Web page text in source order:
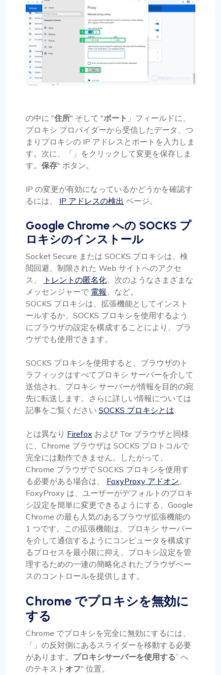
の中に "住所" そして "ポート 」フィールドに、
プロキシ プロバイダーから受信したデータ、つ
まりプロキシの IP アドレスとポートを入力しま
す。次に、「」をクリックして変更を保存しま
す。 保存" ボタン。
IP の変更が有効になっているかどうかを確認す
るには、 IP アドレスの検出 ページ。
Google Chrome への SOCKS プ
ロキシのインストール
Socket Secure または SOCKS プロキシは、検
閲回避、制限された Web サイトへのアクセ
ス、
トレントの匿名化 、次のようなさまざまな
メッセンジャーで 電報 、など。
SOCKS プロキシは、拡張機能としてインスト
ールするか、SOCKS プロキシを使用するよう
にブラウザの設定を構成することにより、ブラ
ウザでも使用できます。
SOCKS プロキシを使用すると、ブラウザのト
ラフィックはすべてプロキシ サーバーを介して
送信され、プロキシ サーバーが情報を目的の宛
先に転送します。さらに詳しい情報については
記事をご覧ください SOCKS プロキシとは
とは異なり Firefox および Tor ブラウザと同様
に、Chrome ブラウザは SOCKS プロトコルで
完全には動作できません。したがって、
Chrome ブラウザで SOCKS プロキシを使用す
る必要がある場合は、 FoxyProxy アドオン。
FoxyProxy は、ユーザーがデフォルトのプロキ
シ設定を簡単に変更できるようにする、Google
Chrome の最も人気のあるブラウザ拡張機能の
1 つです。この拡張機能は、プロキシ サーバー
を介して通信するようにコンピュータを構成す
るプロセスを最小限に抑え、プロキシ設定を管
理するための一連の簡略化されたブラウザベー
スのコントロールを提供します。
Chrome でプロキシを無効に
する
Chrome でプロキシを完全に無効にするには、
「」の反対側にあるスライダーを移動する必要
があります。 プロキシサーバーを使用する” へ
のテキスト オフ" 位置。